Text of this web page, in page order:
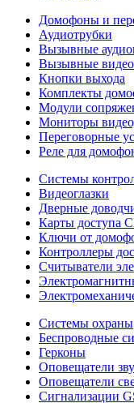
Домофоны и
Аудиотрубки
Вызывные
Вызывные
Кнопки выхода
Комплекты
Модули
Мониторы
Переговорные
Реле для
Системы
Видеоглазки
Дверные
Карты доступа
Ключи от
Контроллеры
Считыватели
Системы охраны
Беспроводные
Герконы
Оповещатели
Оповещатели
Сигнализации